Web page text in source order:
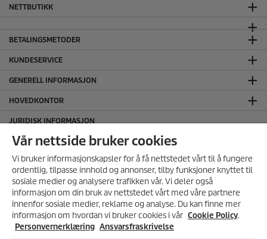
MELD DEG PÅ VÅRT
NYHETSBREV!
Få 10% rabatt på ditt neste kjøp i
NETTBUTIKK
BETALINGSMETODER
KUNDESERVICE
GENERELL INFORMASJON
HOVEDKONTOR
JURIDISK INFORMASJON
Ansvarsfraskrivelse
Personvernerklæring
Salgs og leveringsbetingelser
SERTIFISERT MILJØFYRTÅRN
FØLG OSS I SOSIALE MEDIER
Vår nettside bruker cookies
Vi bruker informasjonskapsler for å få nettstedet vårt til å fungere
ordentlig, tilpasse innhold og annonser, tilby funksjoner knyttet til
sosiale medier og analysere trafikken vår. Vi deler også
informasjon om din bruk av nettstedet vårt med våre partnere
innenfor sosiale medier, reklame og analyse. Du kan finne mer
informasjon om hvordan vi bruker cookies i vår Cookie Policy.
Personvernerklæring Ansvarsfraskrivelse